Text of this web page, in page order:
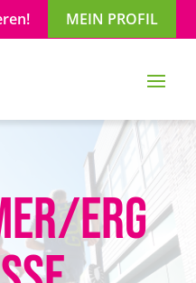
MEIN PROFIL
Erg